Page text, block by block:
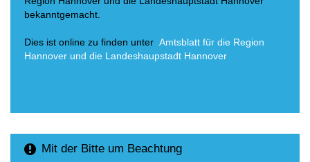
bekanntgemacht.
Dies ist online zu finden unter Amtsblatt für die Region
Hannover und die Landeshaupstadt Hannover
Mit der Bitte um Beachtung